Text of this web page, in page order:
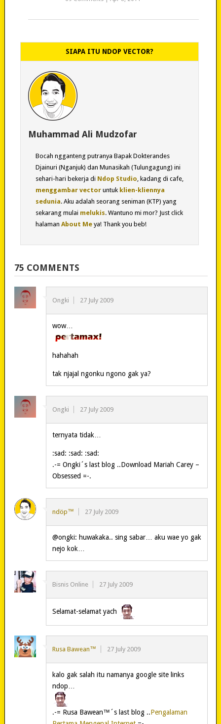
SIAPA ITU NDOP VECTOR?
Muhammad Ali Mudzofar
Bocah ngganteng putranya Bapak Dokterandes
Djainuri (Nganjuk) dan Munasikah (Tulungagung) ini
sehari-hari bekerja di Ndop Studio , kadang di cafe,
menggambar vectoruntuk klien-kliennya
sedunia. Aku adalah seorang seniman (KTP) yang
sekarang mulai melukis. Wantuno mi mor? Just click
halaman About Meya! Thank you beb!
75 COMMENTS
Ongki 27 July 2009
wow…
hahahah
tak njajal ngonku ngono gak ya?
Ongki 27 July 2009
ternyata tidak…
:sad: :sad: :sad:
.-= Ongki´s last blog ..Download Mariah Carey –
Obsessed =-.
ndöp™ 27 July 2009
@ongki: huwakaka.. sing sabar… aku wae yo gak
nejo kok…
Bisnis Online 27 July 2009
Selamat-selamat yach
Rusa Bawean™ 27 July 2009
kalo gak salah itu namanya google site links
ndop…
.-= Rusa Bawean™´s last blog ..Pengalaman